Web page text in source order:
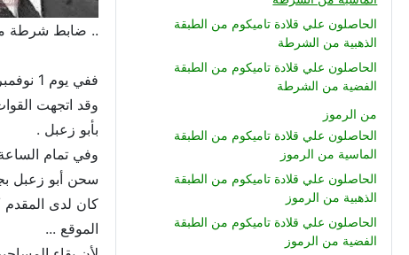
الحاصلون علي قلادة تاميكوم من الطبقة
الذهبية من الشرطة
الحاصلون علي قلادة تاميكوم من الطبقة
الفضية من الشرطة
من الرموز
الحاصلون علي قلادة تاميكوم من الطبقة
الماسية من الرموز
الحاصلون علي قلادة تاميكوم من الطبقة
الذهبية من الرموز
الحاصلون علي قلادة تاميكوم من الطبقة
الفضية من الرموز
.. ضابط شرطة
ففي يوم 1 نوفمبر 1956 الموافق ليوم جمعة وكانت مقدمات العدوان الثلاثي قد بدأت منذ التاسع والعشرين من اكتوبر سنة 1956
وقد اتجهت
بأبو زعبل .
وفي تمام
سحن أبو زعبل
كان لدى المقدم
الموقع ...